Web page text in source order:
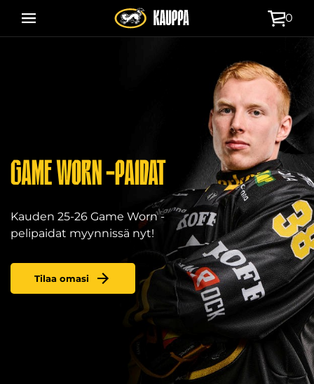
suoraan
sisältöön
0
GAME WORN -PAIDAT
Kauden 25-26 Game Worn -
pelipaidat myynnissä nyt!
Tilaa omasi